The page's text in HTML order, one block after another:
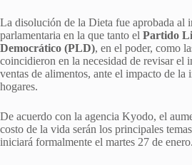
La disolución de la Dieta fue aprobada al
parlamentaria en la que tanto el Partido
Democrático (PLD), en el poder, como
coincidieron en la necesidad de revisar el
ventas de alimentos, ante el impacto de la
hogares.
De acuerdo con la agencia Kyodo, el
costo de la vida serán los principales
iniciará formalmente el martes 27 de enero.